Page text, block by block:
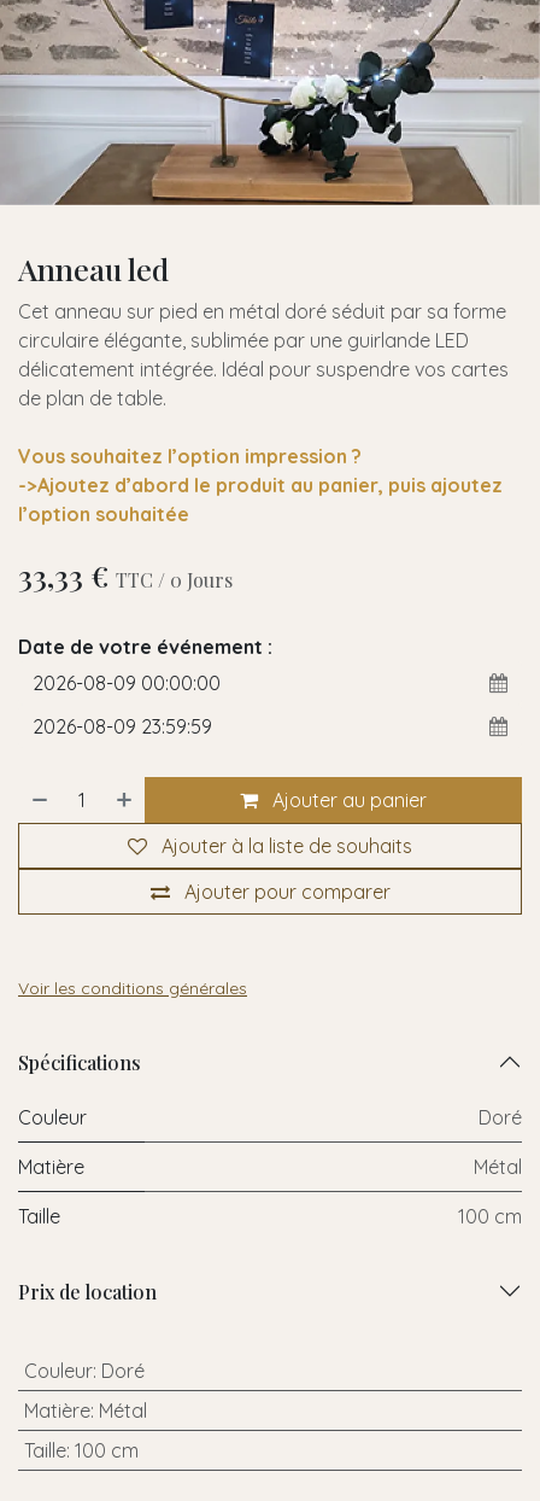
Anneau led
Cet anneau sur pied en métal doré séduit par sa forme
circulaire élégante, sublimée par une guirlande LED
délicatement intégrée. Idéal pour suspendre vos cartes
de plan de table.
Vous souhaitez l’option impression ?
->Ajoutez d’abord le produit au panier, puis ajoutez
l’option souhaitée
33,33 € TTC / 0 Jours
Date de votre événement :
Ajouter au panier
Ajouter pour comparer
Ajouter à la liste de souhaits
Voir les conditions générales
Spécifications
Couleur Doré
Matière Métal
Taille 100 cm
Prix de location
Couleur: Doré
Matière: Métal
Taille: 100 cm